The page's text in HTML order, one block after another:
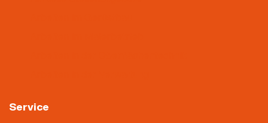
Service